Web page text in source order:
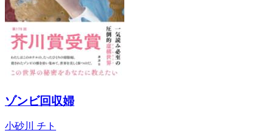
ゾンビ回収婦
小砂川 チト